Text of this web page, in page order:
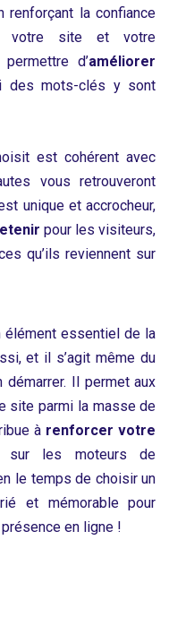
renforçant la confiance
votre site et votre
d’améliorer
des mots-clés y sont
est cohérent avec
vous retrouveront
unique et accrocheur,
pour les visiteurs,
qu’ils reviennent sur
élément essentiel de la
et il s’agit même du
Il permet aux
site parmi la masse de
à renforcer votre
sur les moteurs de
le temps de choisir un
et mémorable pour
en ligne !